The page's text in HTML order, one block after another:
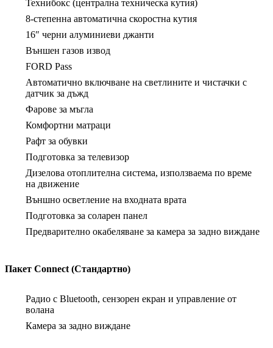
Технибокс (централна техническа кутия)
8-степенна автоматична скоростна кутия
16″ черни алуминиеви джанти
Външен газов извод
FORD Pass
Автоматично включване на светлините и чистачки с
датчик за дъжд
Фарове за мъгла
Комфортни матраци
Рафт за обувки
Подготовка за телевизор
Дизелова отоплителна система, използваема по време
на движение
Външно осветление на входната врата
Подготовка за соларен панел
Предварително окабеляване за камера за задно виждане
Пакет Connect (Стандартно)
Радио с Bluetooth, сензорен екран и управление от
волана
Камера за задно виждане